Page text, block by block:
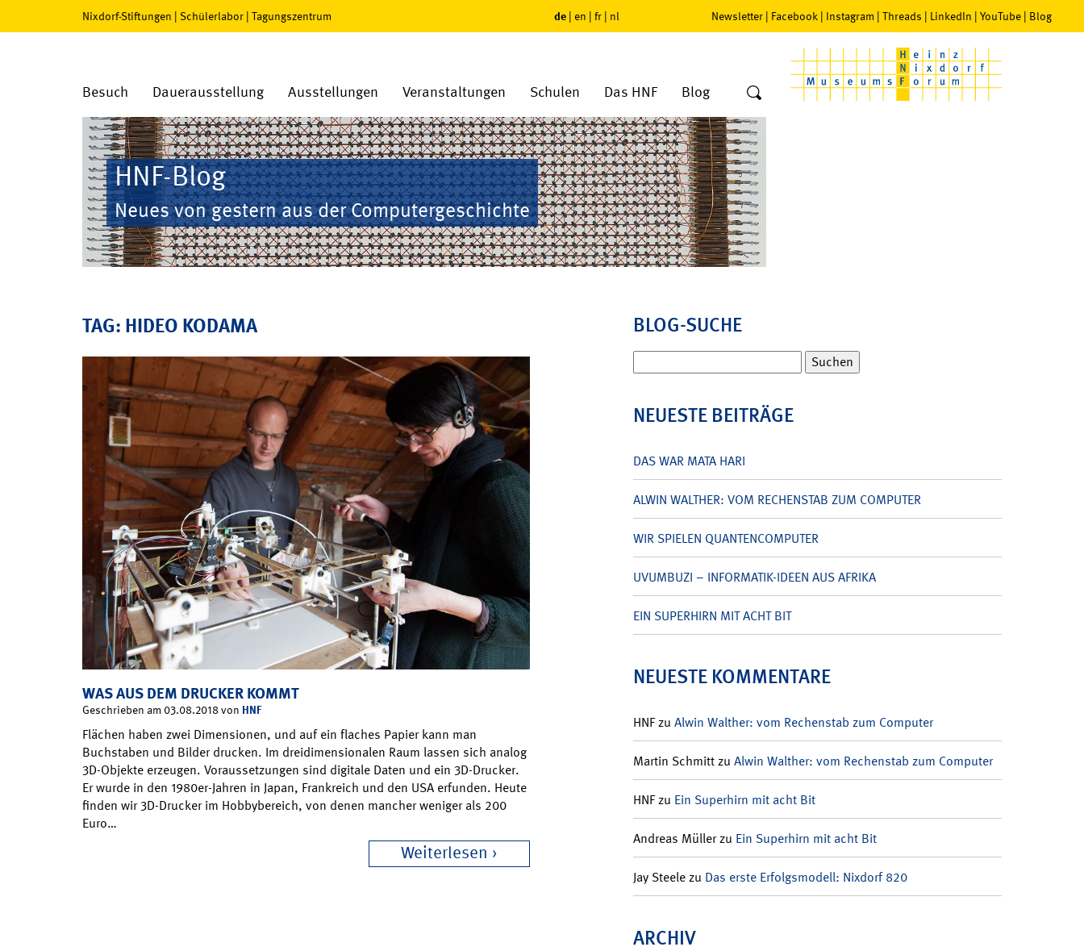
Nixdorf-Stiftungen | Schülerlabor | Tagungszentrum de | en | fr | nl Newsletter | Facebook | Instagram | Threads | LinkedIn | YouTube | Blog
Besuch Dauerausstellung Ausstellungen Veranstaltungen Schulen Das HNF Blog
HNF-Blog
Neues von gestern aus der Computergeschichte
TAG: HIDEO KODAMA
WAS AUS DEM DRUCKER KOMMT
Geschrieben am 03.08.2018 von HNF
Flächen haben zwei Dimensionen, und auf ein flaches Papier kann man
Buchstaben und Bilder drucken. Im dreidimensionalen Raum lassen sich analog
3D-Objekte erzeugen. Voraussetzungen sind digitale Daten und ein 3D-Drucker.
Er wurde in den 1980er-Jahren in Japan, Frankreich und den USA erfunden. Heute
finden wir 3D-Drucker im Hobbybereich, von denen mancher weniger als 200
Euro…
Weiterlesen
BLOG-SUCHE
nach:
NEUESTE BEITRÄGE
DAS WAR MATA HARI
ALWIN WALTHER: VOM RECHENSTAB ZUM COMPUTER
WIR SPIELEN QUANTENCOMPUTER
UVUMBUZI – INFORMATIK-IDEEN AUS AFRIKA
EIN SUPERHIRN MIT ACHT BIT
NEUESTE KOMMENTARE
HNFzu Alwin Walther: vom Rechenstab zum Computer
Martin Schmittzu Alwin Walther: vom Rechenstab zum Computer
HNFzu Ein Superhirn mit acht Bit
Andreas Müllerzu Ein Superhirn mit acht Bit
Jay Steelezu Das erste Erfolgsmodell: Nixdorf 820
ARCHIV